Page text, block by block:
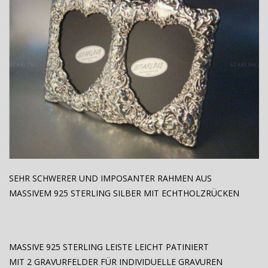
SEHR SCHWERER UND IMPOSANTER RAHMEN AUS
MASSIVEM 925 STERLING SILBER MIT ECHTHOLZRÜCKEN
MASSIVE 925 STERLING LEISTE LEICHT PATINIERT
MIT 2 GRAVURFELDER FÜR INDIVIDUELLE GRAVUREN